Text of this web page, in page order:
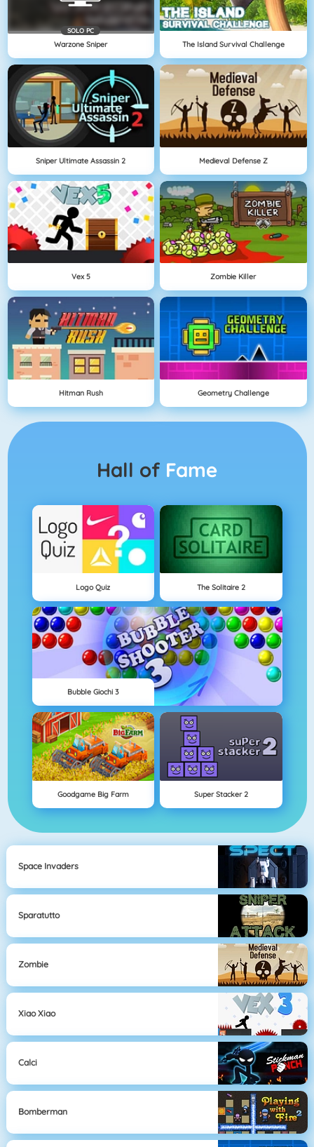
SOLO PC
Warzone Sniper The Island Survival Challenge
Sniper Ultimate Assassin 2 Medieval Defense Z
Vex 5 Zombie Killer
Hitman Rush Geometry Challenge
Hall of Fame
Logo Quiz The Solitaire 2
Bubble Giochi 3
Goodgame Big Farm Super Stacker 2
Space Invaders
Sparatutto
Zombie
Xiao Xiao
Calci
Bomberman